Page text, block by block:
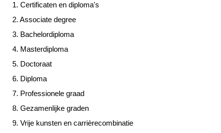
1. Certificaten en diploma's
2. Associate degree
3. Bachelordiploma
4. Masterdiploma
5. Doctoraat
6. Diploma
7. Professionele graad
8. Gezamenlijke graden
9. Vrije kunsten en carrièrecombinatie